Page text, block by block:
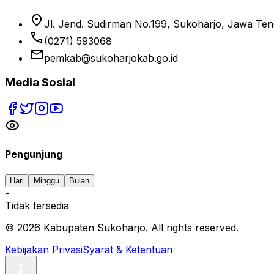
location_on Jl. Jend. Sudirman No.199, Sukoharjo, Jawa
phone (0271) 593068
emailpemkab@sukoharjokab.go.id
Media Sosial
Pengunjung
Hari Minggu Bulan
-
Tidak tersedia
© 2026 Kabupaten Sukoharjo. All rights reserved.
Kebijakan PrivasiSyarat & Ketentuan